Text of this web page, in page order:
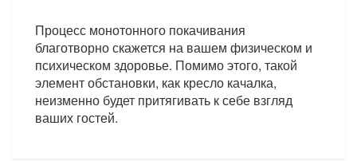
Процесс монотонного покачивания
благотворно скажется на вашем физическом и
психическом здоровье. Помимо этого, такой
элемент обстановки, как кресло качалка,
неизменно будет притягивать к себе взгляд
ваших гостей.